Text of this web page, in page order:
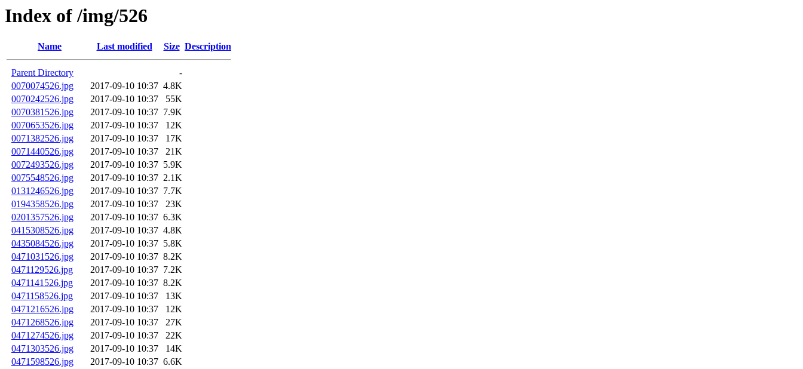
Index of /img/526
Name Last modified Size Description
Parent Directory
-
0070074526.jpg
2017-09-10 10:37 4.8K
0070242526.jpg
2017-09-10 10:37
55K
0070381526.jpg
2017-09-10 10:37 7.9K
0070653526.jpg
2017-09-10 10:37
12K
0071382526.jpg
2017-09-10 10:37
17K
0071440526.jpg
2017-09-10 10:37
21K
0072493526.jpg
2017-09-10 10:37 5.9K
0075548526.jpg
2017-09-10 10:37 2.1K
0131246526.jpg
2017-09-10 10:37 7.7K
0194358526.jpg
2017-09-10 10:37
23K
0201357526.jpg
2017-09-10 10:37 6.3K
0415308526.jpg
2017-09-10 10:37 4.8K
0435084526.jpg
2017-09-10 10:37 5.8K
0471031526.jpg
2017-09-10 10:37 8.2K
0471129526.jpg
2017-09-10 10:37 7.2K
0471141526.jpg
2017-09-10 10:37 8.2K
0471158526.jpg
2017-09-10 10:37
13K
0471216526.jpg
2017-09-10 10:37
12K
0471268526.jpg
2017-09-10 10:37
27K
0471274526.jpg
2017-09-10 10:37
22K
0471303526.jpg
2017-09-10 10:37
14K
0471598526.jpg
2017-09-10 10:37 6.6K